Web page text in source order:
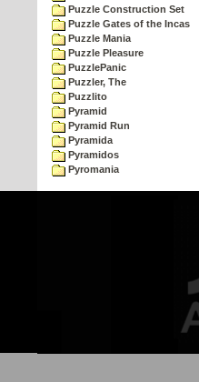
Puzzle Construction Set
Puzzle Gates of the Incas
Puzzle Mania
Puzzle Pleasure
PuzzlePanic
Puzzler, The
Puzzlito
Pyramid
Pyramid Run
Pyramida
Pyramidos
Pyromania